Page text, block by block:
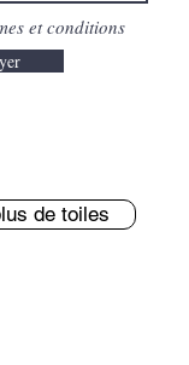
et conditions
de toiles